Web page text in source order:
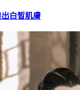
白皙肌膚